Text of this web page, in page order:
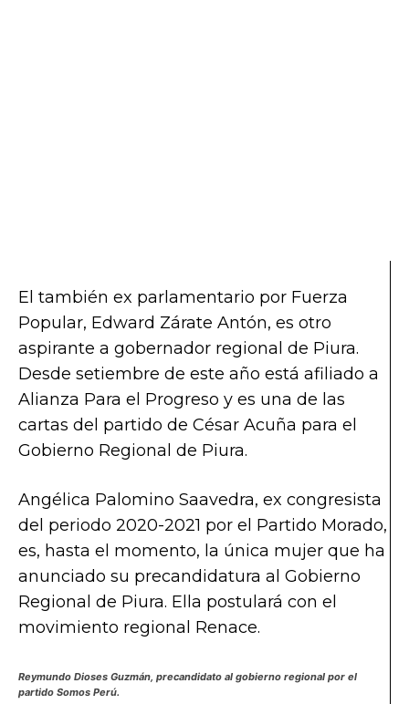
El también ex parlamentario por Fuerza
Popular, Edward Zárate Antón, es otro
aspirante a gobernador regional de Piura.
Desde setiembre de este año está afiliado a
Alianza Para el Progreso y es una de las
cartas del partido de César Acuña para el
Gobierno Regional de Piura.
Angélica Palomino Saavedra, ex congresista
del periodo 2020-2021 por el Partido Morado,
es, hasta el momento, la única mujer que ha
anunciado su precandidatura al Gobierno
Regional de Piura. Ella postulará con el
movimiento regional Renace.
Reymundo Dioses Guzmán, precandidato al gobierno regional por el
partido Somos Perú.